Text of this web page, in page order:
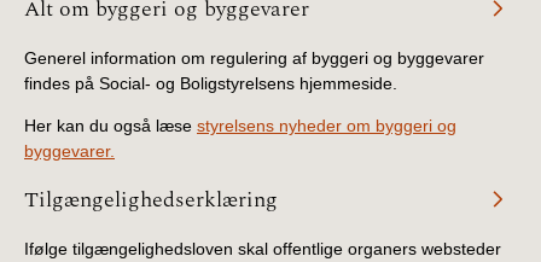
Alt om byggeri og byggevarer
Generel information om regulering af byggeri og byggevarer
findes på Social- og Boligstyrelsens hjemmeside.
Her kan du også læse styrelsens nyheder om byggeri og
byggevarer.
Tilgængelighedserklæring
Ifølge tilgængelighedsloven skal offentlige organers websteder